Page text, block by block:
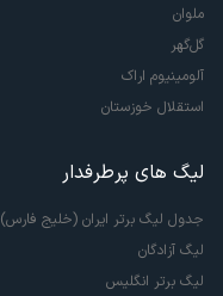
ملوان
گل‌گهر
آلومینیوم اراک
استقلال خوزستان
لیگ های پرطرفدار
جدول لیگ برتر ایران (خلیج فارس)
لیگ آزادگان
لیگ برتر انگلیس